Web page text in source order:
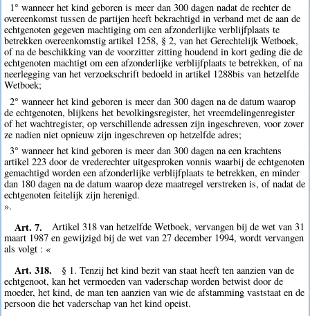
1° wanneer het kind geboren is meer dan 300 dagen nadat de rechter de
overeenkomst tussen de partijen heeft bekrachtigd in verband met de aan de
echtgenoten gegeven machtiging om een afzonderlijke verblijfplaats te
betrekken overeenkomstig artikel 1258, § 2, van het Gerechtelijk Wetboek,
of na de beschikking van de voorzitter zitting houdend in kort geding die de
echtgenoten machtigt om een afzonderlijke verblijfplaats te betrekken, of na
neerlegging van het verzoekschrift bedoeld in artikel 1288bis van hetzelfde
Wetboek;
2° wanneer het kind geboren is meer dan 300 dagen na de datum waarop
de echtgenoten, blijkens het bevolkingsregister, het vreemdelingenregister
of het wachtregister, op verschillende adressen zijn ingeschreven, voor zover
ze nadien niet opnieuw zijn ingeschreven op hetzelfde adres;
3° wanneer het kind geboren is meer dan 300 dagen na een krachtens
artikel 223 door de vrederechter uitgesproken vonnis waarbij de echtgenoten
gemachtigd worden een afzonderlijke verblijfplaats te betrekken, en minder
dan 180 dagen na de datum waarop deze maatregel verstreken is, of nadat de
echtgenoten feitelijk zijn herenigd.
».
Art. 7.
Artikel 318 van hetzelfde Wetboek, vervangen bij de wet van 31
maart 1987 en gewijzigd bij de wet van 27 december 1994, wordt vervangen
als volgt : «
Art. 318.
§ 1. Tenzij het kind bezit van staat heeft ten aanzien van de
echtgenoot, kan het vermoeden van vaderschap worden betwist door de
moeder, het kind, de man ten aanzien van wie de afstamming vaststaat en de
persoon die het vaderschap van het kind opeist.